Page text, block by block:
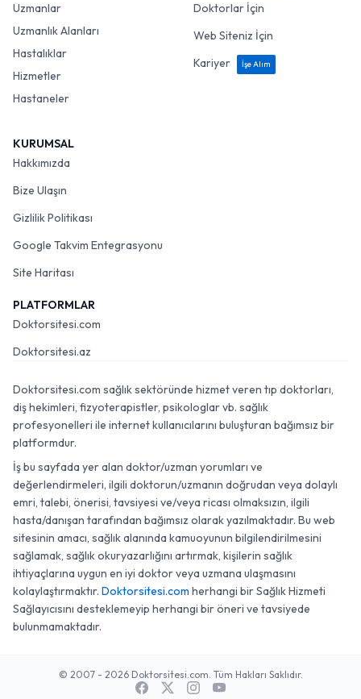
Uzmanlar
Uzmanlık Alanları
Hastalıklar
Hizmetler
Hastaneler
Doktorlar İçin
Web Siteniz İçin
Kariyer
İşe Alım
KURUMSAL
Hakkımızda
Bize Ulaşın
Gizlilik Politikası
Google Takvim Entegrasyonu
Site Haritası
PLATFORMLAR
Doktorsitesi.com
Doktorsitesi.az
Doktorsitesi.com sağlık sektöründe hizmet veren tıp doktorları,
diş hekimleri, fizyoterapistler, psikologlar vb. sağlık
profesyonelleri ile internet kullanıcılarını buluşturan bağımsız bir
platformdur.
İş bu sayfada yer alan doktor/uzman yorumları ve
değerlendirmeleri, ilgili doktorun/uzmanın doğrudan veya dolaylı
emri, talebi, önerisi, tavsiyesi ve/veya ricası olmaksızın, ilgili
hasta/danışan tarafından bağımsız olarak yazılmaktadır. Bu web
sitesinin amacı, sağlık alanında kamuoyunun bilgilendirilmesini
sağlamak, sağlık okuryazarlığını artırmak, kişilerin sağlık
ihtiyaçlarına uygun en iyi doktor veya uzmana ulaşmasını
kolaylaştırmaktır. Doktorsitesi.com herhangi bir Sağlık Hizmeti
Sağlayıcısını desteklemeyip herhangi bir öneri ve tavsiyede
bulunmamaktadır.
© 2007 - 2026 Doktorsitesi.com. Tüm Hakları Saklıdır.